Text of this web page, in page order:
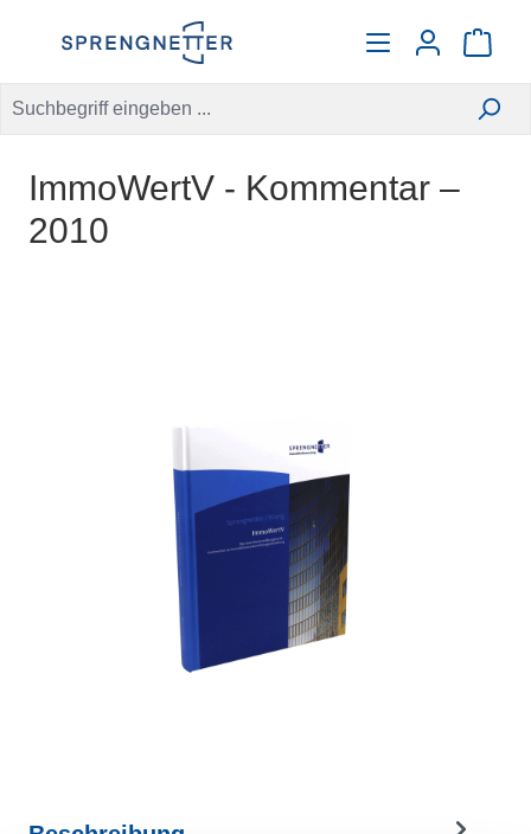
ImmoWertV - Kommentar –
2010
Bildergalerie überspringen